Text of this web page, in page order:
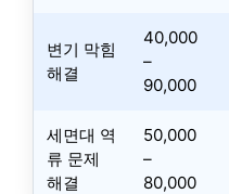
변기 막힘
해결
40,000
–
90,000
세면대 역
류 문제
해결
50,000
–
80,000